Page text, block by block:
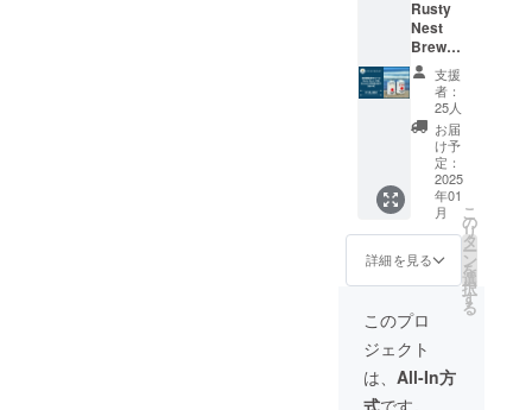
ピカル
フルー
ツを連
想させ
るフ
レッ
シュで
豊かな
香りが
6.7％の
アル
コール
を感じ
させ
飲めて
飲み心
地をご
堪能く
※20歳未
満の方
への酒
類の提
供はで
きませ
んので
よろし
くお願
いいた
しま
す。
す。イ
ベント
内容に
よって
時間
帯、ご
使用頂
く時期
に制限
が出る
可能性
があり
ます。
（イベ
相談く
ださ
い。）
・日
時：
の宿泊
券と
Rusty
Nest
Brewer
y のフ
ラッグ
シップ
「Rust
y Nest
IPA」12
缶が
セット
になっ
ラン。
今年の
年末年
始は、
特別な
リモー
ト会議
を組ま
せて頂
き、皆
様で
ビール
スタイ
ルなど
を相談
しなが
ら、そ
の上で
蝦名醸
させて
頂きま
す。 完
成した
ビール
Rusty
Nest
Brewer
yの定番
「Rust
y Nest
IPA」と
海の相
棒とも
言える
「Rust
y Nest
Sessio
n
IPA」！
現在は
OEMの
限定醸
造と
なって
います
支援
者：
25人
お届
け予
定：
2025
年01
月
詳細を見る
こ
の
リ
タ
ー
ン
を
選
択
す
る
このプロ
ジェクト
は、 All-In方
式です。